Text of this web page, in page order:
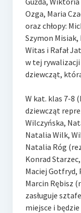
Ozga, Maria
oraz chłopy:
Szymon
Witas i Rafał
w tej rywalizacji
dziewcząt,
W kat. klas 7-8
dziewcząt
Wilczyńska,
Natalia Wilk,
Natalia Róg
Konrad
Maciej Gotfryd,
Marcin Rębisz
zasługuje
miejsce i